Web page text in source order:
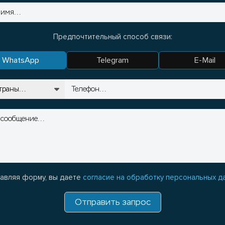
Предпочтительный способ связи:
WhatsApp Telegram E-Mail
форму, вы даете согласие на обработку персональных
Отправить запрос